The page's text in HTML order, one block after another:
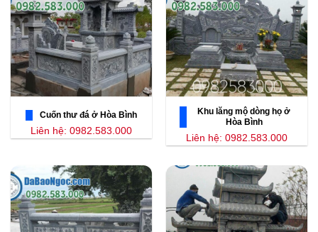
Cuốn thư đá ở Hòa Bình
Liên hệ: 0982.583.000
Khu lăng mộ dòng họ ở
Hòa Bình
Liên hệ: 0982.583.000